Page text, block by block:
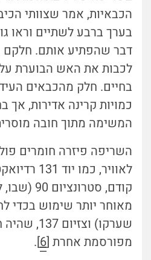
הכבאיות, אמר שצוותי
בערך ברבע לשתיים וראו
דבר שהפתיע אותם. חלקם
לכבות את האש הבוערת
בחיים. חלק מהכבאים
כמויות קרינה אדירות, אך
המשימה מתוך חובה
השריפה פיזרה חומרים
לאוויר, כמו
קודם,
מאוחר יותר שימוש בכדי
שערקו)
מפורסמת אחרת [6
].